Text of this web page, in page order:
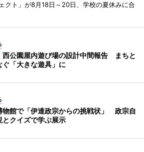
クト」が8月18日～20日、学校の夏休みに合
西公園屋内遊び場の設計中間報告 まちと
ぐ「大きな遊具」に
物館で「伊達政宗からの挑戦状」 政宗自
とクイズで学ぶ展示